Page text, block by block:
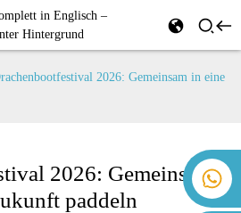
18259071452 Hanna Lee
13559179905 Sally Chen
2026: Gemeinsam in eine
2026: Gemeinsam
paddeln